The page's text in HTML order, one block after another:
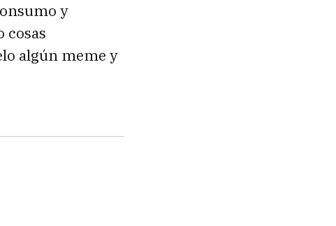
y
cosas
algún meme y